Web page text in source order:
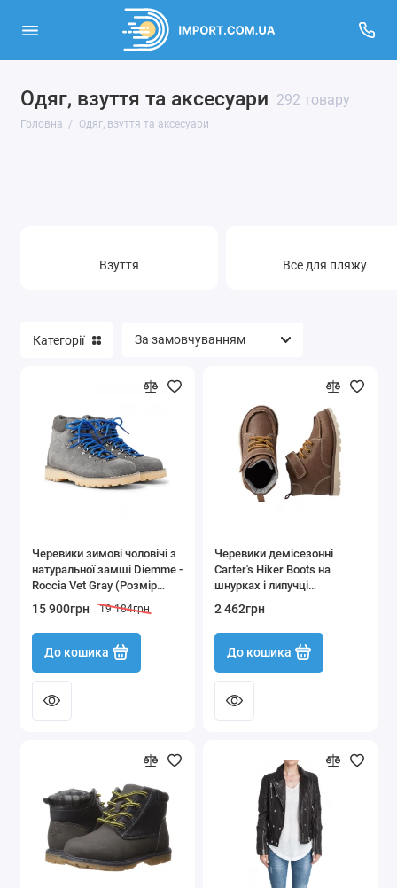
Одяг, взуття та аксесуари 292 товару
Головна Одяг, взуття та аксесуари
Взуття
Прикраси
Чоловічий одяг, взуття та аксесуари
Показати все
Взуття Все для пляжу
Категорії
Черевики зимові чоловічі з
натуральної замші Diemme -
Roccia Vet Gray (Розмір
15 900грн 19 184грн
До кошика
Черевики демісезонні
Carter's Hiker Boots на
шнурках і липучці
см)
2 462грн
До кошика